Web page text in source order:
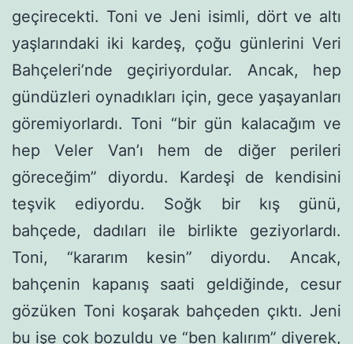
geçirecekti. Toni ve Jeni isimli, dört ve altı
yaşlarındaki iki kardeş, çoğu günlerini Veri
Bahçeleri’nde geçiriyordular. Ancak, hep
gündüzleri oynadıkları için, gece yaşayanları
göremiyorlardı. Toni “bir gün kalacağım ve
hep Veler Van’ı hem de diğer perileri
göreceğim” diyordu. Kardeşi de kendisini
teşvik ediyordu. Soğk bir kış günü,
bahçede, dadıları ile birlikte geziyorlardı.
Toni, “kararım kesin” diyordu. Ancak,
bahçenin kapanış saati geldiğinde, cesur
gözüken Toni koşarak bahçeden çıktı. Jeni
bu işe çok bozuldu ve “ben kalırım” diyerek,